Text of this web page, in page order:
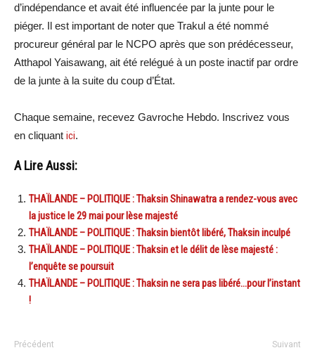
d’indépendance et avait été influencée par la junte pour le
piéger. Il est important de noter que Trakul a été nommé
procureur général par le NCPO après que son prédécesseur,
Atthapol Yaisawang, ait été relégué à un poste inactif par ordre
de la junte à la suite du coup d’État.
Chaque semaine, recevez Gavroche Hebdo. Inscrivez vous
en cliquant ici.
A Lire Aussi:
THAÏLANDE – POLITIQUE : Thaksin Shinawatra a rendez-vous avec
la justice le 29 mai pour lèse majesté
THAÏLANDE – POLITIQUE : Thaksin bientôt libéré, Thaksin inculpé
THAÏLANDE – POLITIQUE : Thaksin et le délit de lèse majesté :
l’enquête se poursuit
THAÏLANDE – POLITIQUE : Thaksin ne sera pas libéré…pour l’instant
!
Précédent Suivant